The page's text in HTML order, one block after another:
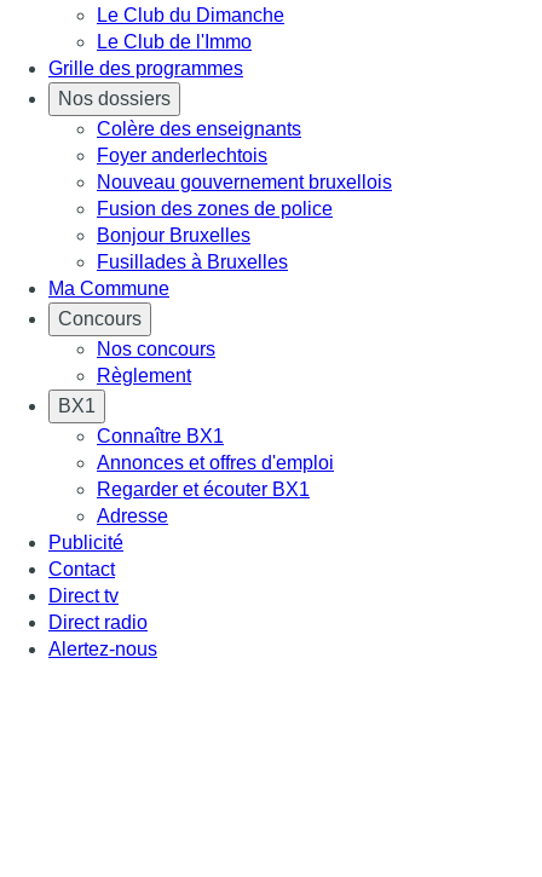
Le Club du Dimanche
Le Club de l'Immo
Grille des programmes
Nos dossiers
Colère des enseignants
Foyer anderlechtois
Nouveau gouvernement bruxellois
Fusion des zones de police
Bonjour Bruxelles
Fusillades à Bruxelles
Ma Commune
Concours
Nos concours
Règlement
BX1
Connaître BX1
Annonces et offres d'emploi
Regarder et écouter BX1
Adresse
Publicité
Contact
Direct tv
Direct radio
Alertez-nous